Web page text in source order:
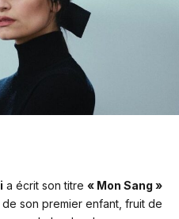
a écrit son titre« Mon Sang »
son premier enfant, fruit de